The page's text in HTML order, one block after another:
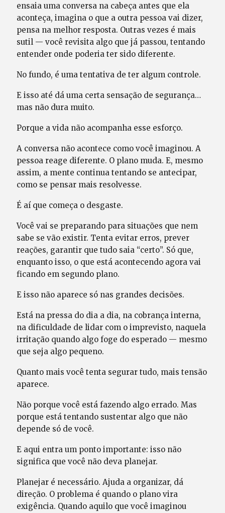
ensaia uma conversa na cabeça antes que ela
aconteça, imagina o que a outra pessoa vai dizer,
pensa na melhor resposta. Outras vezes é mais
sutil — você revisita algo que já passou, tentando
entender onde poderia ter sido diferente.
No fundo, é uma tentativa de ter algum controle.
E isso até dá uma certa sensação de segurança…
mas não dura muito.
Porque a vida não acompanha esse esforço.
A conversa não acontece como você imaginou. A
pessoa reage diferente. O plano muda. E, mesmo
assim, a mente continua tentando se antecipar,
como se pensar mais resolvesse.
É aí que começa o desgaste.
Você vai se preparando para situações que nem
sabe se vão existir. Tenta evitar erros, prever
reações, garantir que tudo saia “certo”. Só que,
enquanto isso, o que está acontecendo agora vai
ficando em segundo plano.
E isso não aparece só nas grandes decisões.
Está na pressa do dia a dia, na cobrança interna,
na dificuldade de lidar com o imprevisto, naquela
irritação quando algo foge do esperado — mesmo
que seja algo pequeno.
Quanto mais você tenta segurar tudo, mais tensão
aparece.
Não porque você está fazendo algo errado. Mas
porque está tentando sustentar algo que não
depende só de você.
E aqui entra um ponto importante: isso não
significa que você não deva planejar.
Planejar é necessário. Ajuda a organizar, dá
direção. O problema é quando o plano vira
exigência. Quando aquilo que você imaginou